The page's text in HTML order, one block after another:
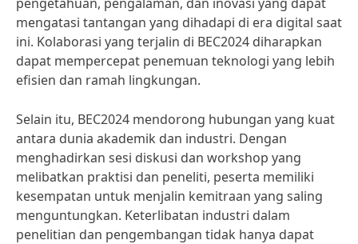
mengatasi tantangan yang dihadapi di era digital saat
ini. Kolaborasi yang terjalin di BEC2024 diharapkan
dapat mempercepat penemuan teknologi yang lebih
efisien dan ramah lingkungan.
Selain itu, BEC2024 mendorong hubungan yang kuat
antara dunia akademik dan industri. Dengan
menghadirkan sesi diskusi dan workshop yang
melibatkan praktisi dan peneliti, peserta memiliki
kesempatan untuk menjalin kemitraan yang saling
menguntungkan. Keterlibatan industri dalam
penelitian dan pengembangan tidak hanya dapat